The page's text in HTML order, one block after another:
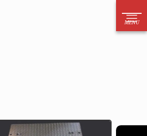
お願いいたします）
フォーム